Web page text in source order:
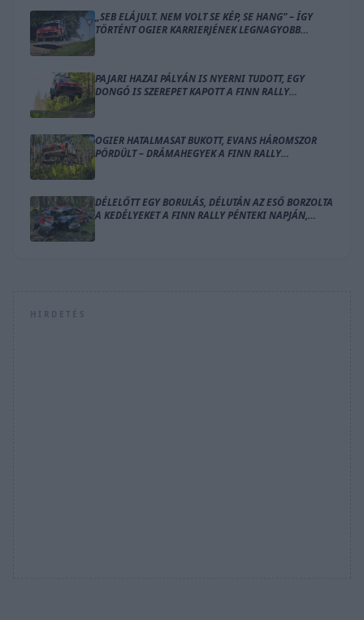
„SEB ELÁJULT. NEM VOLT SE KÉP, SE HANG” – ÍGY
TÖRTÉNT OGIER KARRIERJÉNEK LEGNAGYOBB
PAJARI HAZAI PÁLYÁN IS NYERNI TUDOTT, EGY
DONGÓ IS SZEREPET KAPOTT A FINN RALLY
OGIER HATALMASAT BUKOTT, EVANS HÁROMSZOR
PÖRDÜLT – DRÁMAHEGYEK A FINN RALLY
DÉLELŐTT EGY BORULÁS, DÉLUTÁN AZ ESŐ BORZOLTA
A KEDÉLYEKET A FINN RALLY PÉNTEKI NAPJÁN,
HIRDETÉS